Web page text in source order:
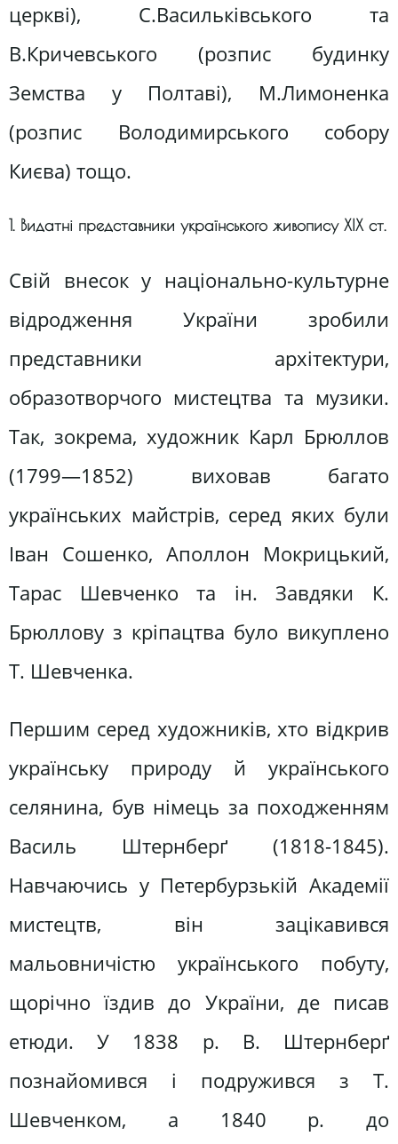
церкві), С.Васильківського та
В.Кричевського (розпис будинку
Земства у Полтаві), М.Лимоненка
(розпис Володимирського собору
Києва) тощо.
1. Видатні представники українського живопису ХІХ ст.
Свій внесок у національно-культурне
відродження України зробили
представники архітектури,
образотворчого мистецтва та музики.
Так, зокрема, художник Карл Брюллов
(1799—1852) виховав багато
українських майстрів, серед яких були
Іван Сошенко, Аполлон Мокрицький,
Тарас Шевченко та ін. Завдяки К.
Брюллову з кріпацтва було викуплено
Т. Шевченка.
Першим серед художників, хто відкрив
українську природу й українського
селянина, був німець за походженням
Василь Штернберґ (1818-1845).
Навчаючись у Петербурзькій Академії
мистецтв, він зацікавився
мальовничістю українського побуту,
щорічно їздив до України, де писав
етюди. У 1838 р. В. Штернберґ
познайомився і подружився з Т.
Шевченком, а 1840 р. до